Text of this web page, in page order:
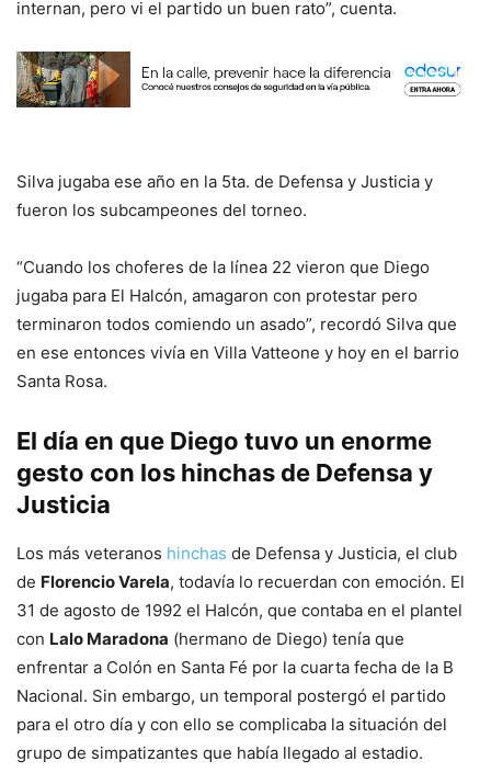
internan, pero vi el partido un buen rato”, cuenta.
Silva jugaba ese año en la 5ta. de Defensa y Justicia y
fueron los subcampeones del torneo.
“Cuando los choferes de la línea 22 vieron que Diego
jugaba para El Halcón, amagaron con protestar pero
terminaron todos comiendo un asado”, recordó Silva que
en ese entonces vivía en Villa Vatteone y hoy en el barrio
Santa Rosa.
El día en que Diego tuvo un enorme
gesto con los hinchas de Defensa y
Justicia
Los más veteranos hinchas de Defensa y Justicia, el club
de Florencio Varela, todavía lo recuerdan con emoción. El
31 de agosto de 1992 el Halcón, que contaba en el plantel
con Lalo Maradona (hermano de Diego) tenía que
enfrentar a Colón en Santa Fé por la cuarta fecha de la B
Nacional. Sin embargo, un temporal postergó el partido
para el otro día y con ello se complicaba la situación del
grupo de simpatizantes que había llegado al estadio.